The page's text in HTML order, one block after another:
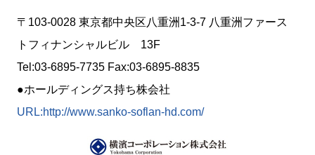
〒103-0028 東京都中央区八重洲1-3-7 八重洲ファース
トフィナンシャルビル 13F
Tel:03-6895-7735 Fax:03-6895-8835
●ホールディングス持ち株会社
URL:http://www.sanko-soflan-hd.com/